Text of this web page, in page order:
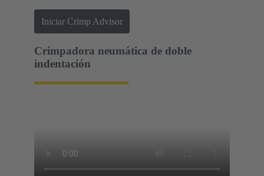
Iniciar Crimp Advisor
Crimpadora neumática de doble
indentación